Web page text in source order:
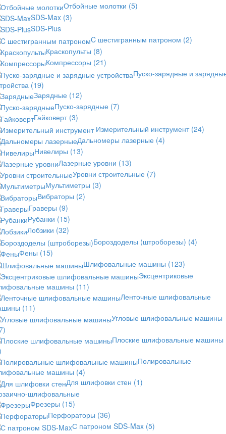
Отбойные молотки (5)
SDS-Max (3)
SDS-Plus
C шестигранным патроном (2)
Краскопульты (8)
Компрессоры (21)
Пуско-зарядные и
(19)
Зарядные (12)
Пуско-зарядные (7)
Гайковерт (3)
Измерительный инструмент (24)
Дальномеры лазерные (4)
Нивелиры (13)
Лазерные уровни (13)
Уровни строительные (7)
Мультиметры (3)
Вибраторы (2)
Граверы (9)
Рубанки (15)
Лобзики (32)
Бороздоделы (штроборезы) (4)
Фены (15)
Шлифовальные машины (123)
Эксцентриковые
машины (11)
Ленточные шлифовальные
(11)
Угловые шлифовальные машины
Плоские шлифовальные машины
Полировальные
машины (4)
Для шлифовки стен (1)
шлифовальные
Фрезеры (15)
Перфораторы (36)
С патроном SDS-Max (5)